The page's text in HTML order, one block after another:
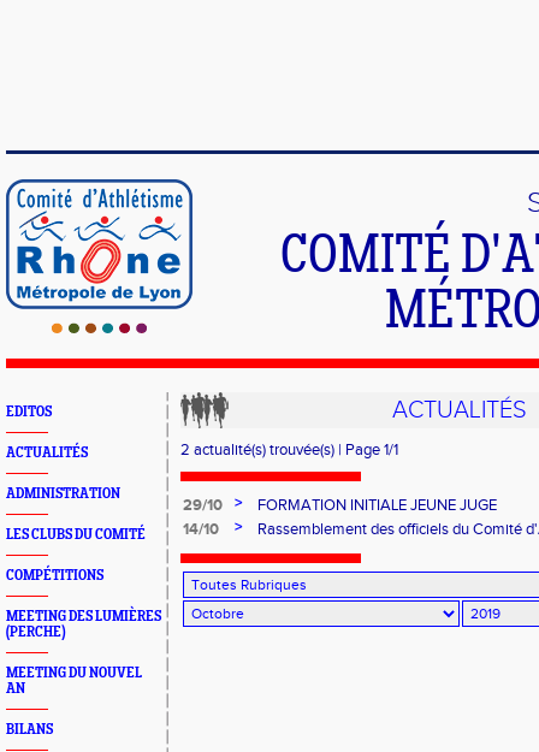
COMITÉ
EDITOS
ACTUALITÉS
ADMINISTRATION
LES CLUBS DU COMITÉ
COMPÉTITIONS
MEETING DES LUMIÈRES
(PERCHE)
MEETING DU NOUVEL
AN
BILANS
ACTUALITÉS
2 actualité(s) trouvée(s) | Page 1/1
29/10 >
FORMATION INITIALE JEUNE JUGE
14/10
>
Rassemblement des officiels du Comité